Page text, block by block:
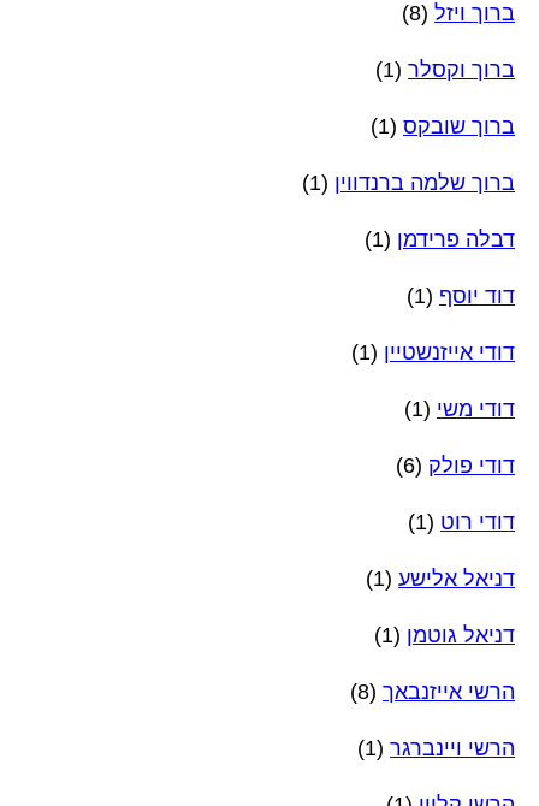
ברוך ויזל (8)
ברוך וקסלר (1)
ברוך שובקס (1)
ברוך שלמה ברנדווין (1)
דבלה פרידמן (1)
דוד יוסף (1)
דודי אייזנשטיין (1)
דודי משי (1)
דודי פולק (6)
דודי רוט (1)
דניאל אלישע (1)
דניאל גוטמן (1)
הרשי אייזנבאך (8)
הרשי ויינברגר (1)